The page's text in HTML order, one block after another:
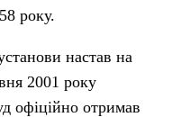
року.
настав на
2001 року
офіційно отримав